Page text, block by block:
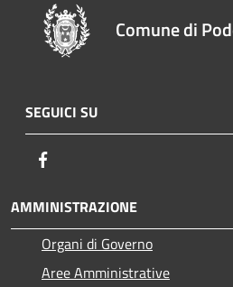
Comune di
SEGUICI SU
AMMINISTRAZIONE
Organi di Governo
Aree Amministrative